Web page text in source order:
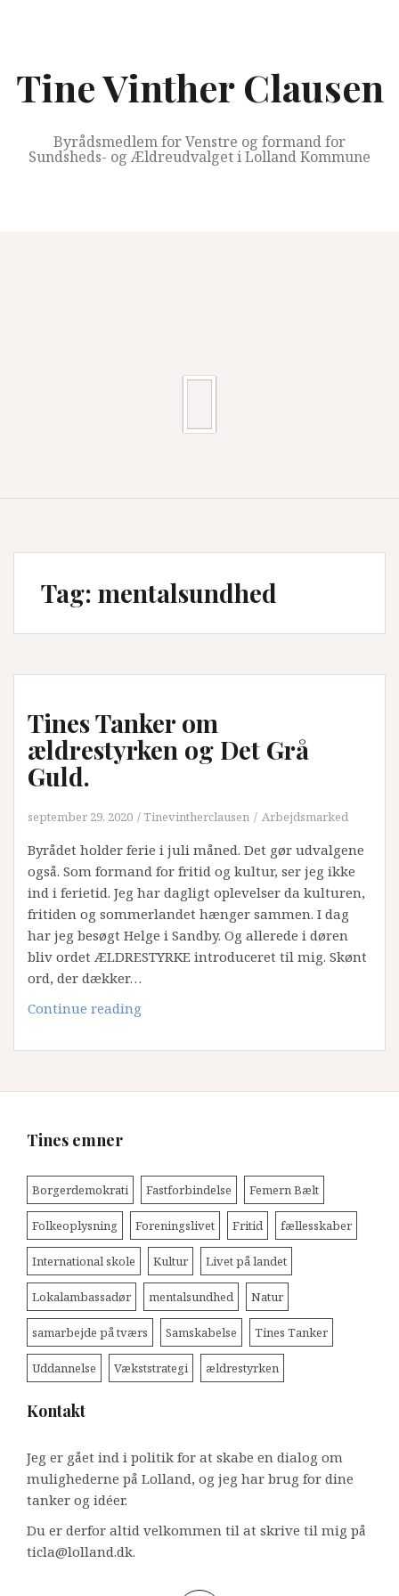
Tine Vinther Clausen
Byrådsmedlem for Venstre og formand for
Sundsheds- og Ældreudvalget i Lolland Kommune
Tag: mentalsundhed
Tines Tanker om
ældrestyrken og Det Grå
Guld.
september 29, 2020 Tinevintherclausen Arbejdsmarked
Byrådet holder ferie i juli måned. Det gør udvalgene
også. Som formand for fritid og kultur, ser jeg ikke
ind i ferietid. Jeg har dagligt oplevelser da kulturen,
fritiden og sommerlandet hænger sammen. I dag
har jeg besøgt Helge i Sandby. Og allerede i døren
bliv ordet ÆLDRESTYRKE introduceret til mig. Skønt
ord, der dækker…
Continue reading
om
og
Tines emner
Borgerdemokrati Fastforbindelse Femern Bælt
Folkeoplysning Foreningslivet Fritid fællesskaber
International skole Kultur Livet på landet
Lokalambassadør mentalsundhed Natur
samarbejde på tværs Samskabelse Tines Tanker
Uddannelse Vækststrategi ældrestyrken
Kontakt
Jeg er gået ind i politik for at skabe en dialog om
mulighederne på Lolland, og jeg har brug for dine
tanker og idéer.
Du er derfor altid velkommen til at skrive til mig på
ticla@lolland.dk.